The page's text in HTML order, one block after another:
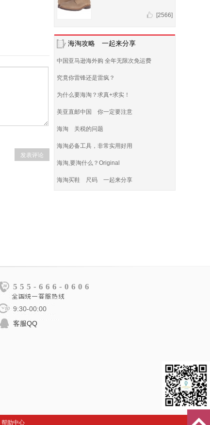
[2566]
海淘攻略 一起来分享
中国亚马逊海外购 全年无限次免运费
究竟你雷锋还是雷疯？
为什么要海淘？求真+求实！
美亚直邮中国 你一定要注意
海淘 关税的问题
海淘必备工具，非常实用好用
海淘,要淘什么？Original
海淘买鞋 尺码 一起来分享
555-666-0606
9:30-00:00
客服QQ
帮助中心